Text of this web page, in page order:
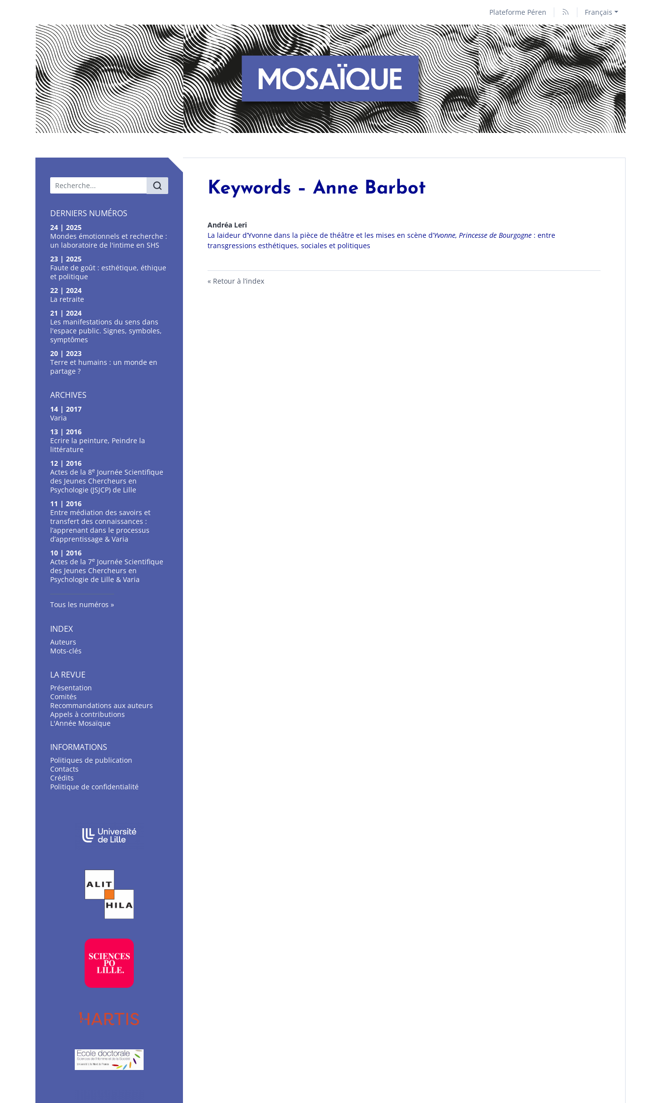
Plateforme Péren Français
Menu principal
DERNIERS NUMÉROS
24 | 2025
Mondes émotionnels et recherche :
un laboratoire de l'intime en SHS
23 | 2025
Faute de goût : esthétique, éthique
et politique
22 | 2024
La retraite
21 | 2024
Les manifestations du sens dans
l'espace public. Signes, symboles,
symptômes
20 | 2023
Terre et humains : un monde en
partage ?
ARCHIVES
14 | 2017
Varia
13 | 2016
Ecrire la peinture, Peindre la
littérature
12 | 2016
Actes de la 8e Journée Scientifique
des Jeunes Chercheurs en
Psychologie (JSJCP) de Lille
11 | 2016
Entre médiation des savoirs et
transfert des connaissances :
l’apprenant dans le processus
d’apprentissage & Varia
10 | 2016
Actes de la 7e Journée Scientifique
des Jeunes Chercheurs en
Psychologie de Lille & Varia
Tous les numéros
INDEX
Auteurs
Mots-clés
LA REVUE
Présentation
Comités
Recommandations aux auteurs
Appels à contributions
L'Année Mosaïque
INFORMATIONS
Politiques de publication
Contacts
Crédits
Politique de confidentialité
Keywords – Anne Barbot
Andréa Leri
La laideur d’Yvonne dans la pièce de théâtre et les mises en scène d’Yvonne, Princesse de Bourgogne : entre
transgressions esthétiques, sociales et politiques
Retour à l’index